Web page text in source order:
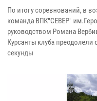
По итогу соревнований, в
команда ВПК"СЕВЕР"
руководством Романа
Курсанты клуба преодолели
секунды